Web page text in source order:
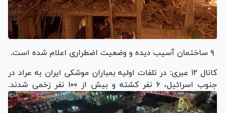
کانال ۱۲ عبری: در تلفات اولیه بمباران موشکی ایران به عراد در
جنوب اسرائیل، ۶ نفر کشته و بیش از ۱۰۰ نفر زخمی شدند.